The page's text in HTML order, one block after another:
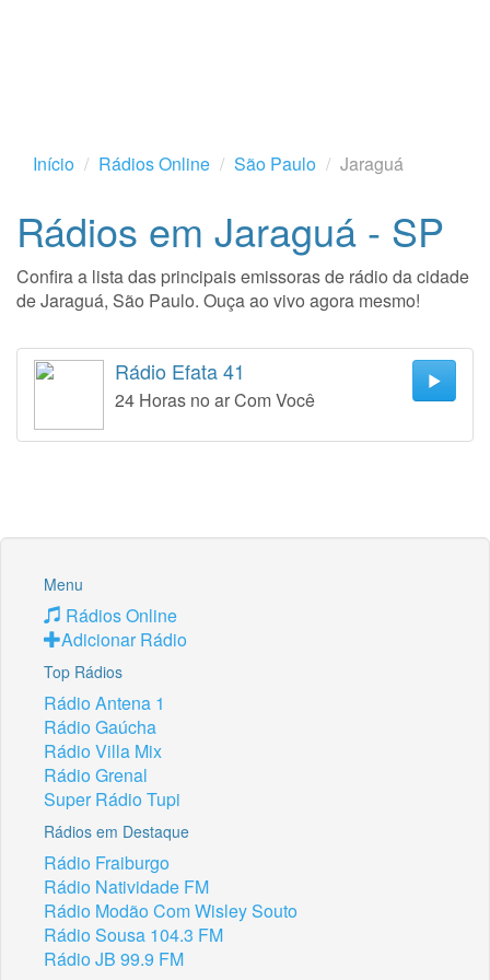
Início Rádios Online São Paulo Jaraguá
Rádios em Jaraguá - SP
Confira a lista das principais emissoras de rádio da cidade
de Jaraguá, São Paulo. Ouça ao vivo agora mesmo!
Rádio Efata 41
24 Horas no ar Com Você
Menu
Rádios Online
Adicionar Rádio
Top Rádios
Rádio Antena 1
Rádio Gaúcha
Rádio Villa Mix
Rádio Grenal
Super Rádio Tupi
Rádios em Destaque
Rádio Fraiburgo
Rádio Natividade FM
Rádio Modão Com Wisley Souto
Rádio Sousa 104.3 FM
Rádio JB 99.9 FM